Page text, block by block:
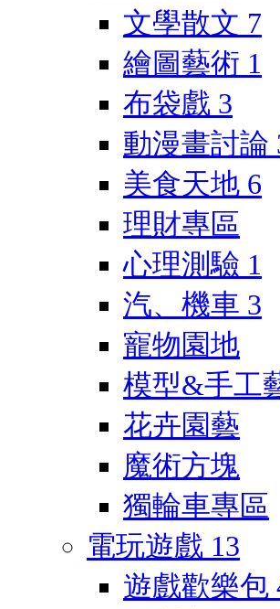
文學散文 7
繪圖藝術 1
布袋戲 3
動漫畫討論
美食天地 6
理財專區
心理測驗 1
汽、機車 3
寵物園地
模型&手工
花卉園藝
魔術方塊
獨輪車專區
電玩遊戲 13
遊戲歡樂包